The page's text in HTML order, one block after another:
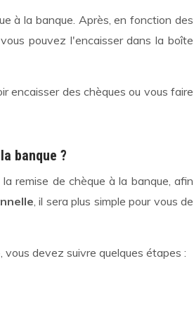
à la banque. Après, en fonction des
pouvez l'encaisser dans la boîte
encaisser des chèques ou vous faire
banque ?
la remise de chèque à la banque, afin
, il sera plus simple pour vous de
, vous devez suivre quelques étapes :